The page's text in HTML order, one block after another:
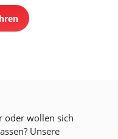
oder wollen sich
Unsere